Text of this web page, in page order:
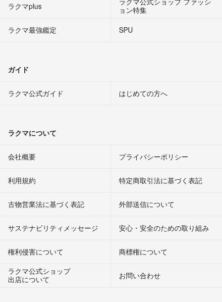
ラクマplus
ョン特集
ラクマ最強鑑定
SPU
ガイド
ラクマ公式ガイド はじめての方へ
ラクマについて
会社概要 プライバシーポリシー
利用規約 特定商取引法に基づく表記
古物営業法に基づく表記 外部送信について
サステナビリティメッセージ 安心・安全のための取り組み
権利侵害について
商標権について
ラクマ公式ショップ
出店について
お問い合わせ